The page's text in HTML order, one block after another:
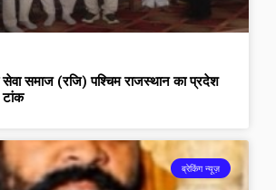
समाज (रजि) पश्चिम राजस्थान का प्रदेश
टांक
ब्रेकिंग न्यूज़